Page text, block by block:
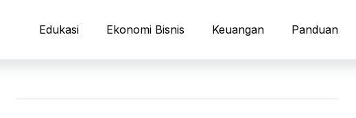
Edukasi Ekonomi Bisnis Keuangan Panduan